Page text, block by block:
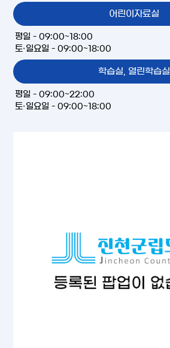
어린이자료실
평일 - 09:00~18:00
토·일요일 - 09:00~18:00
학습실, 열린학습실
평일 - 09:00~22:00
토·일요일 - 09:00~18:00